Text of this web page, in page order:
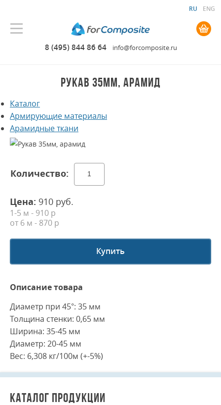
8 (495) 844 86 64 info@forcomposite.ru
RU ENG
0.00 руб. руб.
РУКАВ 35ММ, АРАМИД
Каталог
Армирующие материалы
Арамидные ткани
Цена: 910 руб.
1-5 м - 910 р
от 6 м - 870 р
Купить
Описание товара
Диаметр при 45°: 35 мм
Толщина стенки: 0,65 мм
Ширина: 35-45 мм
Диаметр: 20-45 мм
Вес: 6,308 кг/100м (+-5%)
КАТАЛОГ ПРОДУКЦИИ